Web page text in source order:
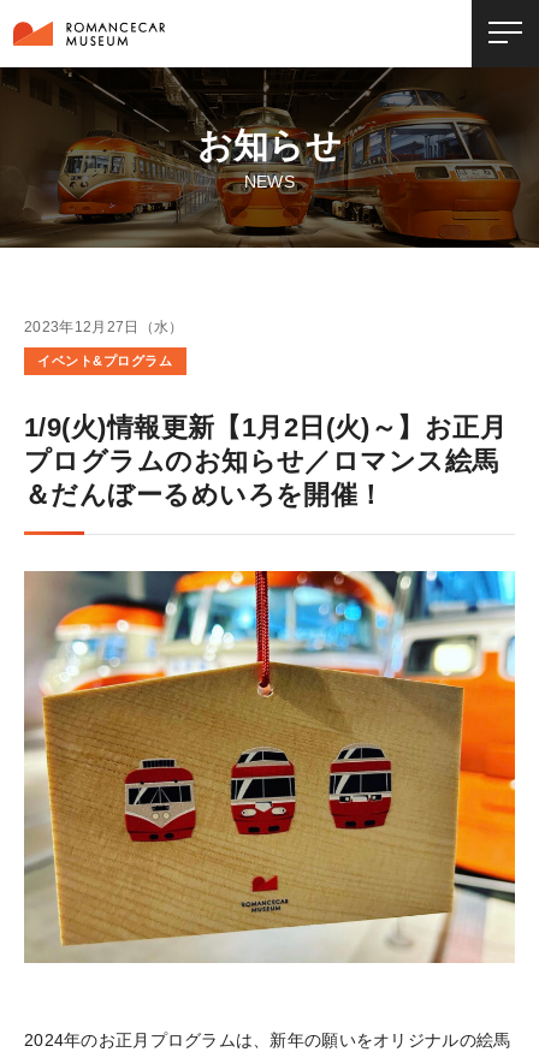
お知らせ
NEWS
2023年12月27日（水）
イベント&プログラム
1/9(火)情報更新【1月2日(火)～】お正月
プログラムのお知らせ／ロマンス絵馬
＆だんぼーるめいろを開催！
2024年のお正月プログラムは、新年の願いをオリジナルの絵馬